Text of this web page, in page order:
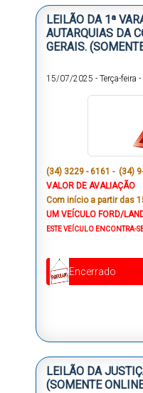
LEILÃO DA 1ª
AUTARQUIAS DA
GERAIS.
15/07/2025 - Terça-feira -
(34) 3229 - 6161 - (34)
VALOR DE AVALIAÇÃO
Com início a partir das
UM VEÍCULO FORD/
ESTE VEÍCULO ENCONTRA-
Encerrado
LEILÃO DA
(SOMENTE